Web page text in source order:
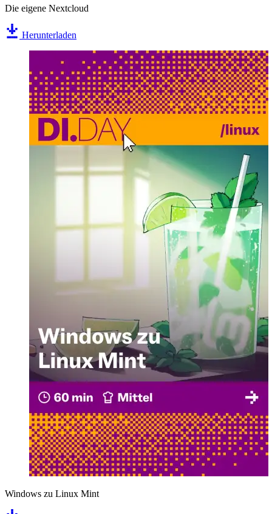
Die eigene Nextcloud
Herunterladen
Windows zu Linux Mint